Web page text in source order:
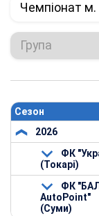
Чемпіонат м.
Група
Сезон
2026
ФК
(Токарі)
ФК
AutoPoint"
(Суми)